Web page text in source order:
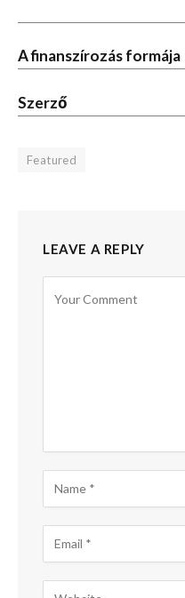
A finanszírozás formája
Szerző
Featured
LEAVE A REPLY